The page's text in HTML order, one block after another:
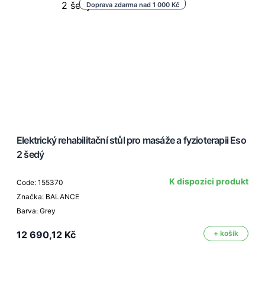
Doprava zdarma nad 1 000 Kč
Elektrický rehabilitační stůl pro masáže a fyzioterapii Eso
2 šedý
Code: 155370
Značka: BALANCE
Barva: Grey
K dispozici produkt
12 690,12 Kč + košík